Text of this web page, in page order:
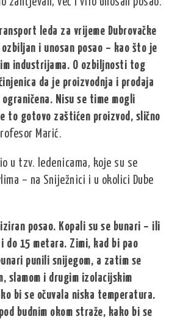
leda za vrijeme Dubrovačke
ozbiljan i unosan posao – kao što je
industrijama. O ozbiljnosti tog
da je proizvodnja i prodaja
Nisu se time mogli
to gotovo zaštićen proizvod, slično
Marić.
u tzv. ledenicama, koje su se
– na Sniježnici i u okolici Dube
posao. Kopali su se bunari – ili
do 15 metara. Zimi, kad bi pao
punili snijegom, a zatim se
slamom i drugim izolacijskim
bi se očuvala niska temperatura.
budnim okom straže, kako bi se